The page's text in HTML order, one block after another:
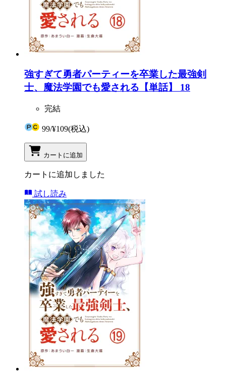
強すぎて勇者パーティーを卒業した最強剣
士、魔法学園でも愛される【単話】 18
完結
99/¥109(税込)
カートに追加
カートに追加しました
試し読み